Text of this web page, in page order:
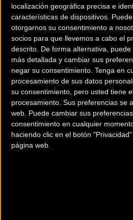
localización geográfica precisa e
características de dispositivos.
otorgarnos su consentimiento a
socios para que llevemos a cabo el
descrito. De forma alternativa,
más detallada y cambiar sus
negar su consentimiento. Tenga en
procesamiento de sus datos
su consentimiento, pero usted tiene
procesamiento. Sus preferencias se
web. Puede cambiar sus
consentimiento en cualquier
haciendo clic en el botón
página web.
Sistemas de fijación traseros que
seguro y eficiente durante las
El festival Shimano Sea
Brava-Girona desvela sus
septiembre
El festival ciclista internacional
septiembre una completa oferta de